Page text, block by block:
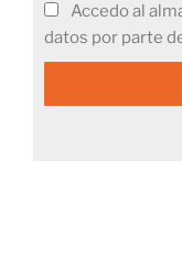
Accedo al
datos por parte